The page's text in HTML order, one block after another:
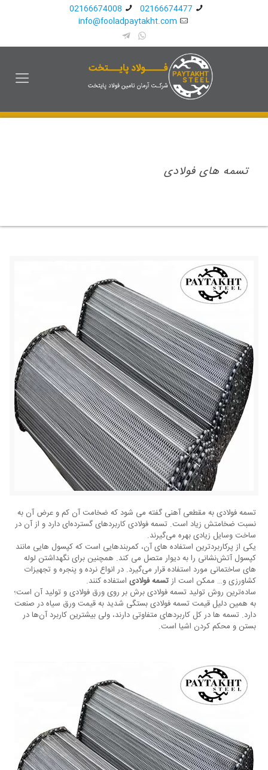
02166674477
02166674008
info@fooladpaytakht.com
تسمه های فولادی
تسمه فولادی به مقطعی آهنی گفته می‌ شود که ضخامت آن کم و عرض آن به
نسبت ضخامتش زیاد است. تسمه فولادی کاربردهای گسترده‌ای دارد و از آن در
ساخت وسایل زیادی بهره می‌گیرند.
یکی از پرکاربردترین استفاده ‌های آن، کمربندهایی است که کپسول‌‌ هایی مانند
کپسول آتش‌نشانی را به دیوار متصل می‌ کند. همچنین برای نگهداشتن لوله‌
های ساختمانی مورد استفاده قرار می‌گیرد. در انواع نرده و پنجره و تجهیزات
کشاورزی و… ممکن است ازتسمه فولادی استفاده کنند.
ساده‌ترین روش تولید تسمه فولادی برش بر روی ورق فولادی و تولید آن است؛
به همین دلیل قیمت تسمه فولادی بستگی شدید به قیمت ورق سیاه در صنعت
دارد. تسمه‌ ها در کل کاربردهای متفاوتی دارند، ولی بیشترین کاربرد آن‌ها در
بستن و محکم کردن اشیا است.